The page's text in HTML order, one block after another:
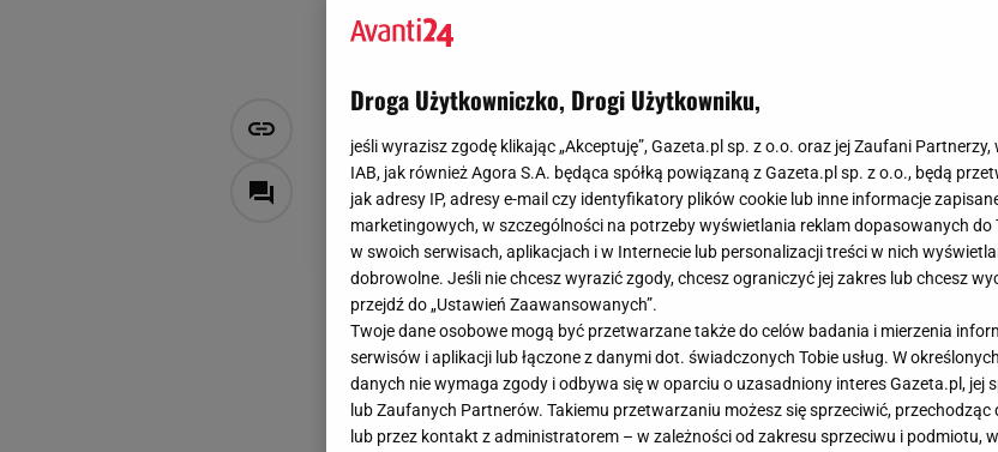
Trencz idealny na wczesną jesień? W
180 zł. Ponadczasowy, a jaki uniwersalny
Natalia Jarmul, W materiale zamieszczono linki i grafiki reklamowe
7 sierpnia 2025, 18:00
Gdybym miała wymienić jeden ponadczasowy klasyk, który
każdej elegantki, z pewnością wskazałabym na klasyczny,
powiedziała ci, że właśnie taki model trafił na promocję w
nie modowy sen, to dzieje się naprawdę!
Droga Użytkowniczko, Drogi Użytkowniku,
jeśli wyrazisz zgodę klikając „Akceptuję”, Gazeta.pl sp. z o.o. oraz jej Zaufani Partnerzy,
IAB, jak również Agora S.A. będąca spółką powiązaną z Gazeta.pl sp. z o.o., będą
jak adresy IP, adresy e-mail czy identyfikatory plików cookie lub inne informacje
marketingowych, w szczególności na potrzeby wyświetlania reklam dopasowanych
w swoich serwisach, aplikacjach i w Internecie lub personalizacji treści w nich
dobrowolne. Jeśli nie chcesz wyrazić zgody, chcesz ograniczyć jej zakres lub chcesz
przejdź do „Ustawień Zaawansowanych”.
Twoje dane osobowe mogą być przetwarzane także do celów badania i mierzenia
serwisów i aplikacji lub łączone z danymi dot. świadczonych Tobie usług. W
danych nie wymaga zgody i odbywa się w oparciu o uzasadniony interes Gazeta.pl, jej
lub Zaufanych Partnerów. Takiemu przetwarzaniu możesz się sprzeciwić, przechodząc
lub przez kontakt z administratorem – w zależności od zakresu sprzeciwu i podmiotu,